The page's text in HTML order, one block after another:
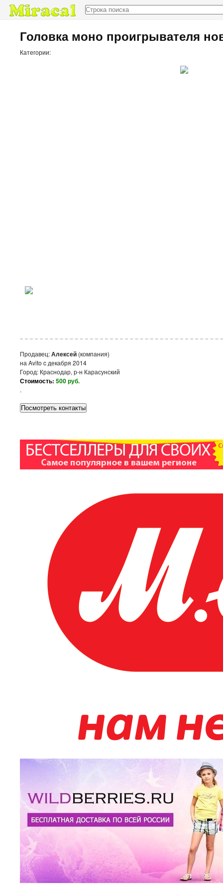
Головка моно проигрывателя
Категории:
Продавец:Алексей (компания)
на Avito c декабря 2014
Город: Краснодар, р-н Карасунский
Стоимость: 500 руб.
.
Посмотреть контакты